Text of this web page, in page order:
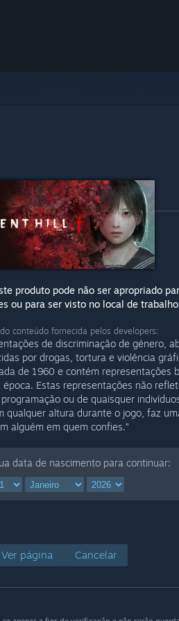
produto pode não ser apropriado
ou para ser visto no local de
conteúdo fornecida pelos developers:
de discriminação de género,
por drogas, tortura e violência
de 1960 e contém representações
Estas representações não
ou de quaisquer
qualquer altura durante o jogo, faz
alguém em quem confies.”
data de nascimento para continuar:
Ver página Cancelar